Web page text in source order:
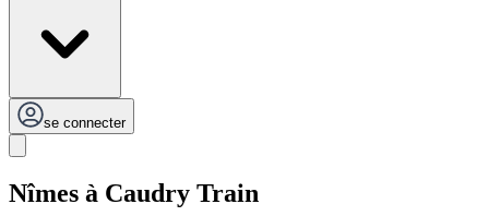
se connecter
Nîmes à Caudry Train